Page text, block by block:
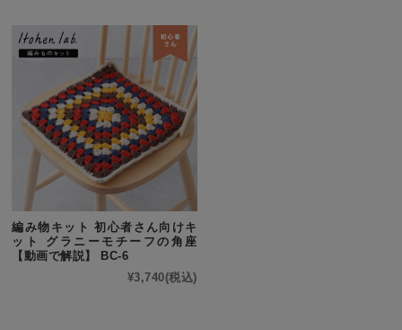
編み物キット 初心者さん向けキ
ット グラニーモチーフの角座
【動画で解説】 BC-6
¥3,740(税込)